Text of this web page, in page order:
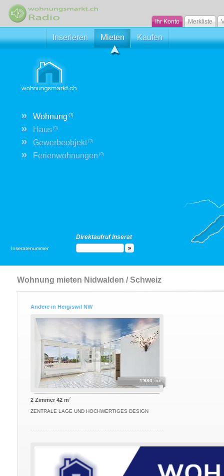
Ihr Konto Merkliste
Inserieren Mieten Kaufen
» Wohnung (1)
» Haus (0)
» Gewerbeobjekt(3)
» Ferienwohnungen (0)
Direktaufruf Inserat
Inseratenummer
Wohnung mieten Nidwalden / Schweiz
Andere in Hergiswil NW
1'980 CHF
2 Zimmer 42 m2
ZENTRALE LAGE UND HOCHWERTIGES DESIGN